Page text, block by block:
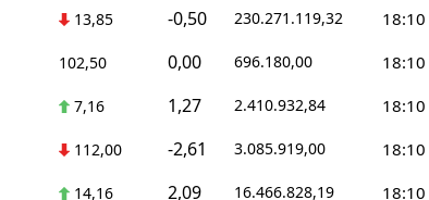
13,85 -0,50 230.271.119,32 18:10
102,50 0,00 696.180,00 18:10
7,16 1,27 2.410.932,84 18:10
112,00 -2,61 3.085.919,00 18:10
14,16 2,09 16.466.828,19 18:10